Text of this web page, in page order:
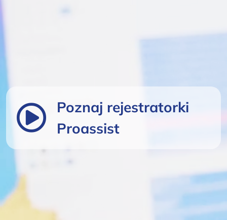
Poznaj rejestratorki
Proassist